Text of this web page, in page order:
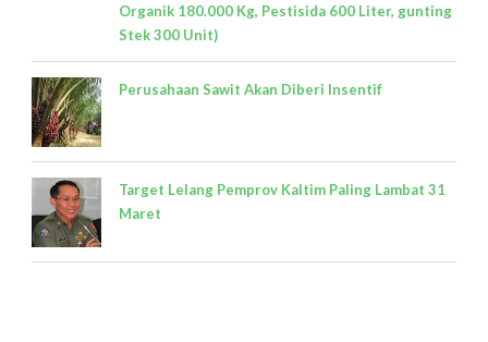
Organik 180.000 Kg, Pestisida 600 Liter, gunting
Stek 300 Unit)
Perusahaan Sawit Akan Diberi Insentif
Target Lelang Pemprov Kaltim Paling Lambat 31
Maret